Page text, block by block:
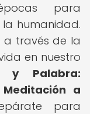
para
humanidad.
a través de la
en nuestro
y Palabra:
a
para